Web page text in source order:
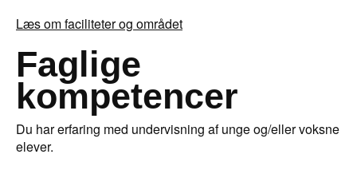
Læs om faciliteter og området
Faglige
kompetencer
Du har erfaring med undervisning af unge og/eller voksne
elever.